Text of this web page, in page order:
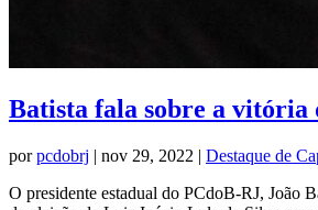
Batista fala sobre a vitória
porpcdobrj | nov 29, 2022 | Destaque de
O presidente estadual do PCdoB-RJ, João